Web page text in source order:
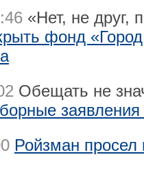
«Нет, не друг,
фонд
Обещать не
Ройзман просел